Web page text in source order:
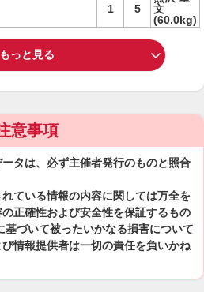
1 5
文
(60.0kg)
もっと見る
意事項
タは、必ず主催者発行のものと照合
ている情報の内容に関しては万全を
正確性および安全性を保証するもの
づいて被ったいかなる損害について
情報提供者は一切の責任を負いかね